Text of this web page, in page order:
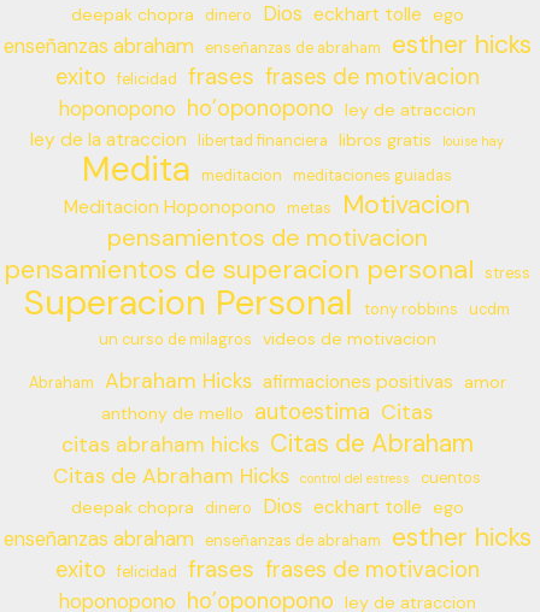
deepak chopra dinero Dios eckhart tolle ego
enseñanzas abraham enseñanzas de abraham esther hicks
exito felicidad frases frases de motivacion
hoponopono ho’oponopono ley de atraccion
ley de la atraccion libertad financiera libros gratis louise hay
Medita meditacion meditaciones guiadas
Meditacion Hoponopono metas Motivacion
pensamientos de motivacion
pensamientos de superacion personal stress
Superacion Personal tony robbins
ucdm
un curso de milagros
videos de motivacion
Abraham Abraham Hicks afirmaciones positivas
amor
anthony de mello
autoestima Citas
citas abraham hicks Citas de Abraham
Citas de Abraham Hicks control del estress cuentos
deepak chopra dinero Dios eckhart tolle ego
enseñanzas abraham enseñanzas de abraham esther hicks
exito felicidad frases frases de motivacion
hoponopono ho’oponopono ley de atraccion